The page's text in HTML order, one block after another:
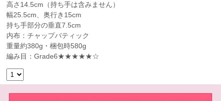
高さ14.5cm（持ち手は含みません）
幅25.5cm、奥行き15cm
持ち手部分の垂直7.5cm
内布：チャップバティック
重量約380g・梱包時580g
編み目：Grade6★★★★★☆